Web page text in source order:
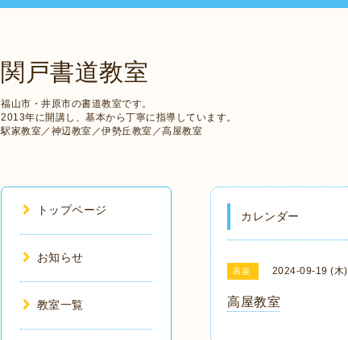
関戸書道教室
福山市・井原市の書道教室です。
2013年に開講し、基本から丁寧に指導しています。
駅家教室／神辺教室／伊勢丘教室／高屋教室
カレンダー
高屋 2024-09-19 (木)
高屋教室
トップページ
お知らせ
教室一覧